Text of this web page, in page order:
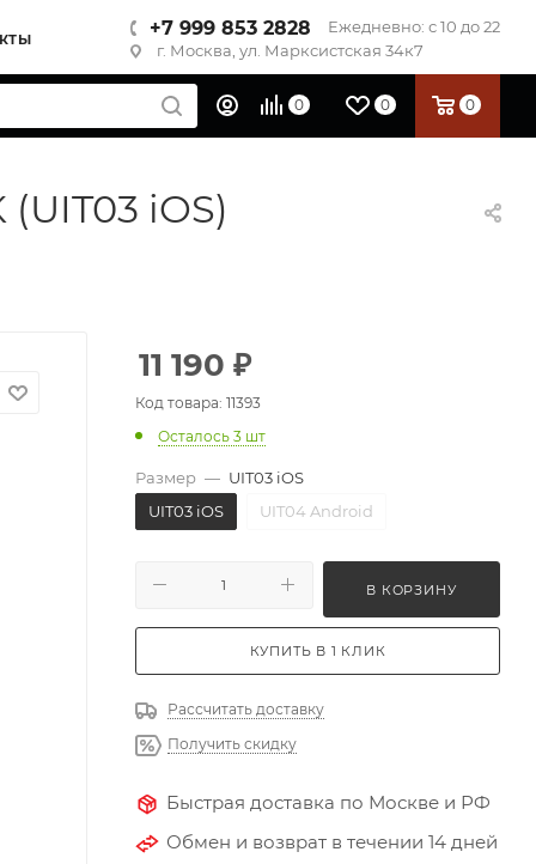
+7 999 853 2828
Ежедневно: с 10 до 22
г. Москва, ул. Марксистская 34к7
0 0 0
iOS)
11 190 ₽
Код товара: 11393
Осталось 3 шт
Размер — UIT03 iOS
UIT03 iOS
UIT04 Android
В КОРЗИНУ
КУПИТЬ В 1 КЛИК
Рассчитать доставку
Получить скидку
Быстрая доставка по Москве и РФ
Обмен и возврат в течении 14 дней